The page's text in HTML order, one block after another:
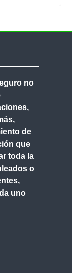
no
de
que
toda la
o
uno